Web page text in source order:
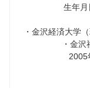
生年
・金沢経済大学
・金
2005